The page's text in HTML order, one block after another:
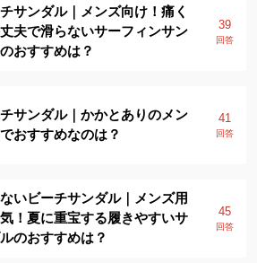
サンダル｜メンズ向け！痛く
夫で滑らないサーフィンサン
おすすめは？
39
回答
サンダル｜かかとありのメン
おすすめなのは？
41
回答
いビーチサンダル｜メンズ用
！夏に重宝する履きやすいサ
のおすすめは？
45
回答